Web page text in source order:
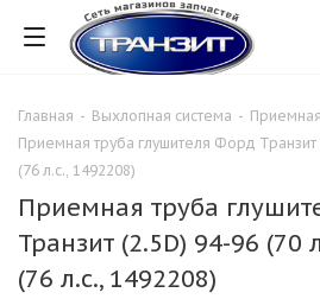
Главная - Выхлопная система - Приемная
Приемная труба глушителя Форд Транзит
(76 л.с., 1492208)
Приемная труба
Транзит (2.5D) 94-96 (70
(76 л.с., 1492208)